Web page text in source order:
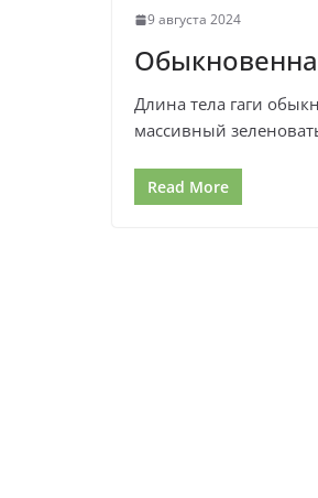
9 августа 2024
Длина тела гаги
массивный
Read More